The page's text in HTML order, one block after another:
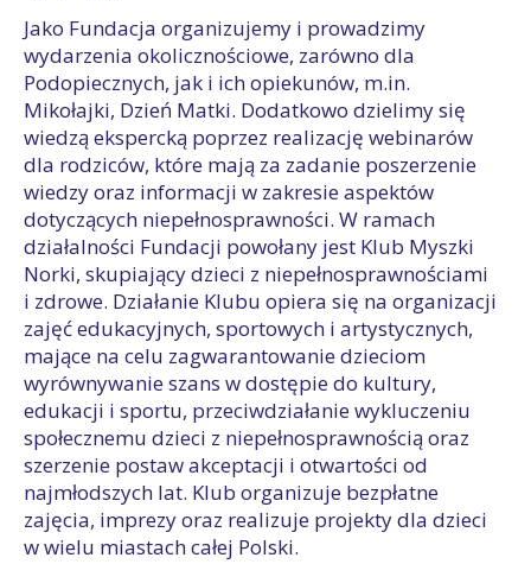
Jako Fundacja organizujemy i prowadzimy
wydarzenia okolicznościowe, zarówno dla
Podopiecznych, jak i ich opiekunów, m.in.
Mikołajki, Dzień Matki. Dodatkowo dzielimy się
wiedzą ekspercką poprzez realizację webinarów
dla rodziców, które mają za zadanie poszerzenie
wiedzy oraz informacji w zakresie aspektów
dotyczących niepełnosprawności. W ramach
działalności Fundacji powołany jest Klub Myszki
Norki, skupiający dzieci z niepełnosprawnościami
i zdrowe. Działanie Klubu opiera się na organizacji
zajęć edukacyjnych, sportowych i artystycznych,
mające na celu zagwarantowanie dzieciom
wyrównywanie szans w dostępie do kultury,
edukacji i sportu, przeciwdziałanie wykluczeniu
społecznemu dzieci z niepełnosprawnością oraz
szerzenie postaw akceptacji i otwartości od
najmłodszych lat. Klub organizuje bezpłatne
zajęcia, imprezy oraz realizuje projekty dla dzieci
w wielu miastach całej Polski.